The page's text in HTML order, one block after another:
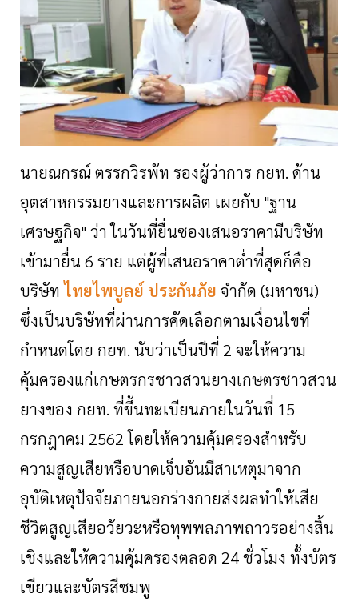
นายณกรณ์ ตรรกวิรพัท รองผู้ว่าการ กยท. ด้าน
อุตสาหกรรมยางและการผลิต เผยกับ "ฐาน
เศรษฐกิจ" ว่า ในวันที่ยื่นซองเสนอราคามีบริษัท
เข้ามายื่น 6 ราย แต่ผู้ที่เสนอราคาต่ำที่สุดก็คือ
บริษัทไทยไพบูลย์ ประกันภัย จำกัด (มหาชน)
ซึ่งเป็นบริษัทที่ผ่านการคัดเลือกตามเงื่อนไขที่
กำหนดโดย กยท. นับว่าเป็นปีที่ 2 จะให้ความ
คุ้มครองแก่เกษตรกรชาวสวนยางเกษตรชาวสวน
ยางของ กยท. ที่ขึ้นทะเบียนภายในวันที่ 15
กรกฎาคม 2562 โดยให้ความคุ้มครองสำหรับ
ความสูญเสียหรือบาดเจ็บอันมีสาเหตุมาจาก
อุบัติเหตุปัจจัยภายนอกร่างกายส่งผลทำให้เสีย
ชีวิตสูญเสียอวัยวะหรือทุพพลภาพถาวรอย่างสิ้น
เชิงและให้ความคุ้มครองตลอด 24 ชั่วโมง ทั้งบัตร
เขียวและบัตรสีชมพู